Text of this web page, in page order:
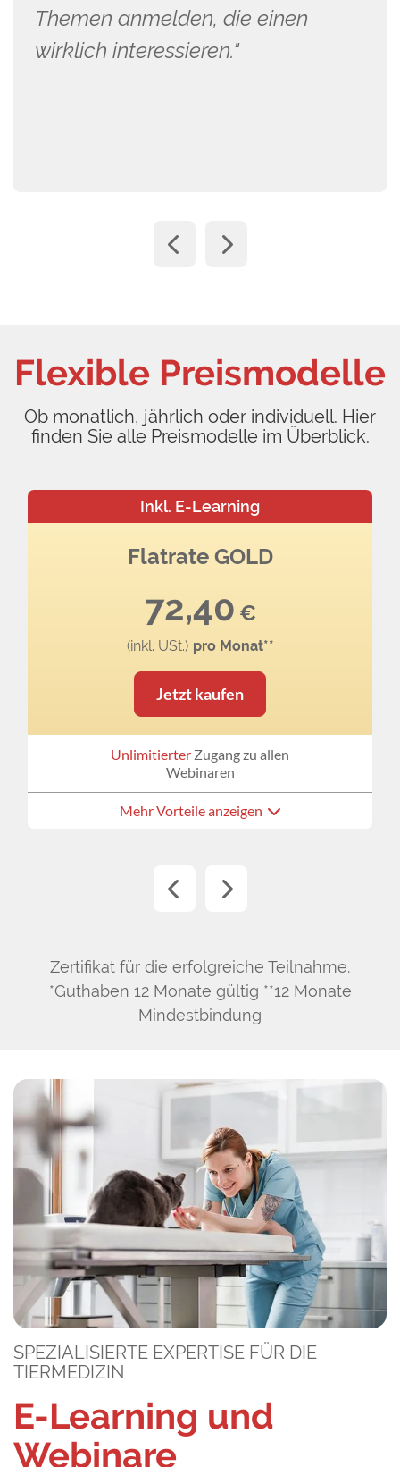
Themen anmelden, die einen
wirklich interessieren."
Flexible Preismodelle
Ob monatlich, jährlich oder individuell. Hier
finden Sie alle Preismodelle im Überblick.
Inkl. E-Learning
Flatrate GOLD
72,40€
(inkl. USt.) pro Monat**
Jetzt kaufen
Unlimitierter Zugang zu allen
Webinaren
Mehr Vorteile anzeigen
Zertifikat für die erfolgreiche Teilnahme.
*Guthaben 12 Monate gültig **12 Monate
Mindestbindung
E-Learning und
Webinare
SPEZIALISIERTE EXPERTISE FÜR DIE
TIERMEDIZIN